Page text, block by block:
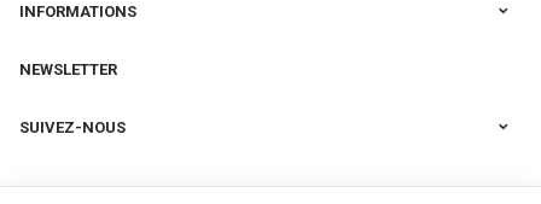
INFORMATIONS
NEWSLETTER
SUIVEZ-NOUS